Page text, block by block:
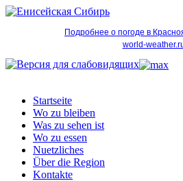
Подробнее о погоде в
world-
Startseite
Wo zu bleiben
Was zu sehen ist
Wo zu essen
Nuetzliches
Über die Region
Kontakte